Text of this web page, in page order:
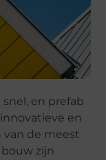
en prefab
en
van de meest
zijn